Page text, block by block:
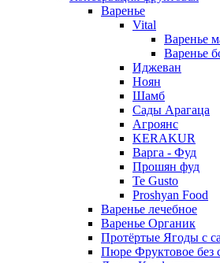
Варенье
Vital
Варенье
Варенье
Иджеван
Ноян
Шамб
Сады Арагаца
Агроянс
KERAKUR
Варга - Фуд
Прошян фуд
Te Gusto
Proshyan Food
Варенье лечебное
Варенье Органик
Протёртые Ягоды с
Пюре Фруктовое без